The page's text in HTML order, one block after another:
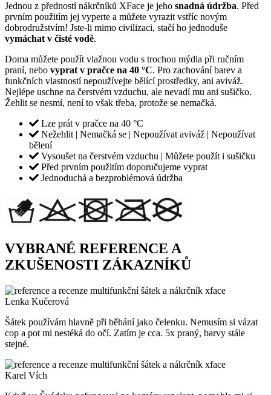
Jednou z předností nákrčníků XFace je jeho snadná údržba. Před
prvním použitím jej vyperte a můžete vyrazit vstříc novým
dobrodružstvím! Jste-li mimo civilizaci, stačí ho jednoduše
vymáchat v čisté vodě.
Doma můžete použít vlažnou vodu s trochou mýdla při ručním
praní, nebo vyprat v pračce na 40 °C. Pro zachování barev a
funkčních vlastností nepoužívejte bělící prostředky, ani aviváž.
Nejlépe uschne na čerstvém vzduchu, ale nevadí mu ani sušičko.
Žehlit se nesmí, není to však třeba, protože se nemačká.
Lze prát v pračce na 40 °C
Nežehlit | Nemačká se | Nepoužívat aviváž | Nepoužívat
bělení
Vysoušet na čerstvém vzduchu | Můžete použít i sušičku
Před prvním použitím doporučujeme vyprat
Jednoduchá a bezproblémová údržba
VYBRANÉ REFERENCE A
ZKUŠENOSTI ZÁKAZNÍKŮ
Lenka Kučerová
Šátek používám hlavně při běhání jako čelenku. Nemusím si vázat
cop a pot mi nestéká do očí. Zatím je cca. 5x praný, barvy stále
stejné.
Karel Vích